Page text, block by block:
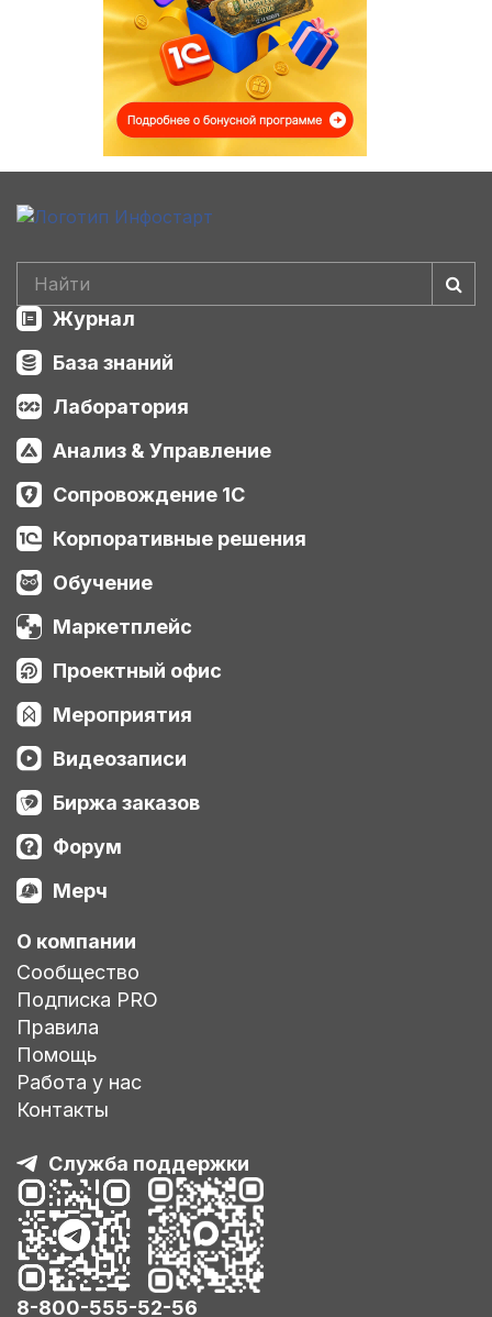
Журнал
База знаний
Лаборатория
Анализ & Управление
Сопровождение 1С
Корпоративные решения
Обучение
Маркетплейс
Проектный офис
Мероприятия
Видеозаписи
Биржа заказов
Форум
Мерч
О компании
Сообщество
Подписка PRO
Правила
Помощь
Работа у нас
Контакты
Служба поддержки
8-800-555-52-56